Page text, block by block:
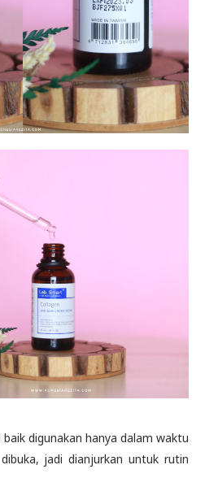
baik digunakan hanya dalam waktu
jadi dianjurkan untuk rutin